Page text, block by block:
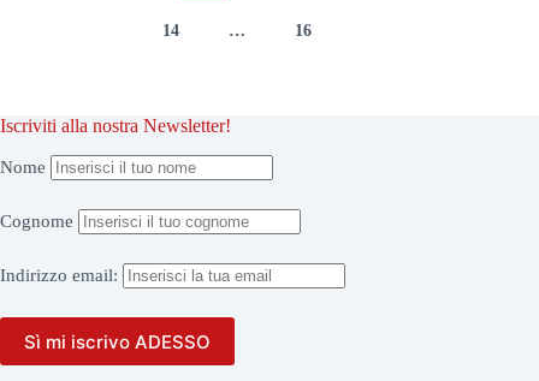
14 … 16
Iscriviti alla nostra Newsletter!
Nome
Cognome
Indirizzo email: